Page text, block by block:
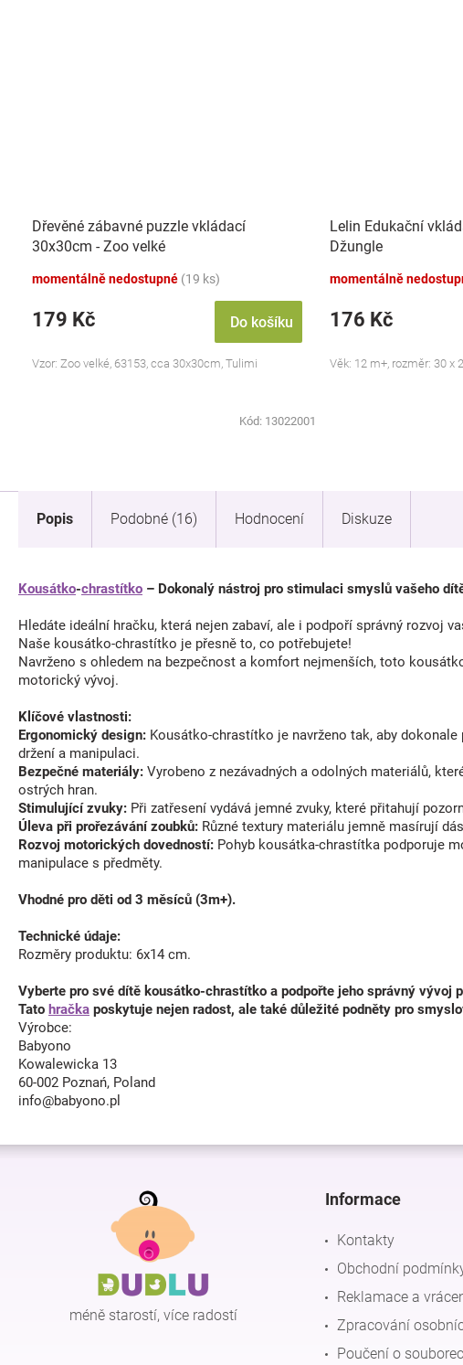
Dřevěné zábavné puzzle vkládací
30x30cm - Zoo velké
momentálně nedostupné (19 ks)
179 Kč Do košíku
Vzor: Zoo velké, 63153, cca 30x30cm, Tulimi
Kód: 13022001
Lelin Edukační
Džungle
momentálně
176 Kč
Věk: 12 m+, rozměr: 30 x
Popis Podobné (16) Hodnocení Diskuze
Kousátko-chrastítko – Dokonalý nástroj pro stimulaci smyslů vašeho
Hledáte ideální hračku, která nejen zabaví, ale i podpoří správný rozvoj
Naše kousátko-chrastítko je přesně to, co potřebujete!
Navrženo s ohledem na bezpečnost a komfort nejmenších, toto
motorický vývoj.
Klíčové vlastnosti:
Ergonomický design: Kousátko-chrastítko je navrženo tak, aby
držení a manipulaci.
Bezpečné materiály: Vyrobeno z nezávadných a odolných materiálů,
ostrých hran.
Stimulující zvuky: Při zatřesení vydává jemné zvuky, které přitahují
Úleva při prořezávání zoubků: Různé textury materiálu jemně masírují
Rozvoj motorických dovedností: Pohyb kousátka-chrastítka podporuje
manipulace s předměty.
Vhodné pro děti od 3 měsíců (3m+).
Technické údaje:
Rozměry produktu: 6x14 cm.
Vyberte pro své dítě kousátko-chrastítko a podpořte jeho správný vývoj
Tato hračka poskytuje nejen radost, ale také důležité podněty pro
Výrobce:
Babyono
Kowalewicka 13
60-002 Poznań, Poland
info@babyono.pl
Z
méně starostí, více radostí
Informace
Kontakty
Obchodní
Reklamace a
Zpracování
Poučení o